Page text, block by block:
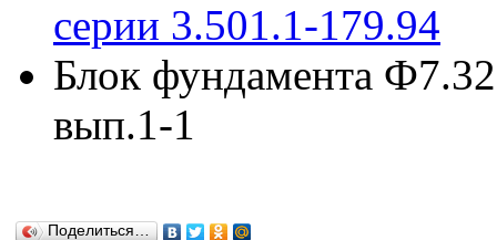
серии 3.501.1-179.94
Блок фундамента
вып.1-1
Поделиться…